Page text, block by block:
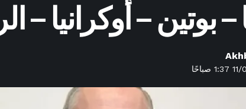
بوتين – أوكرانيا
صباحًا